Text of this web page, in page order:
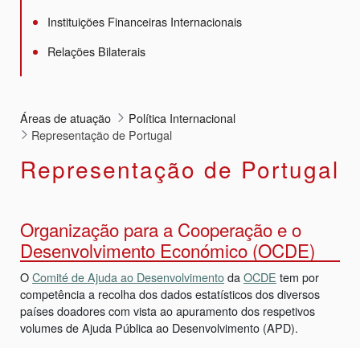
Instituições Financeiras Internacionais
Relações Bilaterais
Áreas de atuação
Política Internacional
Representação de Portugal
Representação de Portugal
Organização para a Cooperação e o
Desenvolvimento Económico (OCDE)
OComité de Ajuda ao DesenvolvimentodaOCDE tem por
competência a recolha dos dados estatísticos dos diversos
países doadores com vista ao apuramento dos respetivos
volumes de Ajuda Pública ao Desenvolvimento (APD).